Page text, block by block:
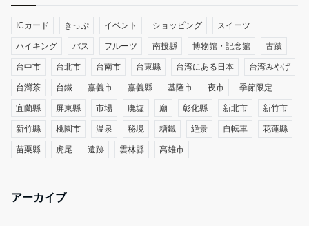
ICカード きっぷ イベント ショッピング スイーツ
ハイキング バス フルーツ 南投縣 博物館・記念館 古蹟
台中市 台北市 台南市 台東縣 台湾にある日本 台湾みやげ
台灣茶 台鐵 嘉義市 嘉義縣 基隆市 夜市 季節限定
宜蘭縣 屏東縣 市場 廃墟 廟 彰化縣 新北市 新竹市
新竹縣 桃園市 温泉 秘境 糖鐵 絶景 自転車 花蓮縣
苗栗縣 虎尾 遺跡 雲林縣 高雄市
アーカイブ